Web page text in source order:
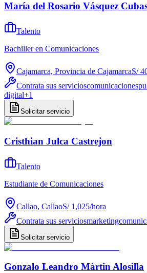
María del Rosario Vásquez
Talento
Bachiller en Comunicaciones
Cajamarca, Provincia de CajamarcaS/
Contrata sus servicioscomunicaciones
digital+1
Solicitar servicio
Cristhian Julca Castrejon
Talento
Estudiante de Comunicaciones
Callao, CallaoS/ 1,025/hora
Contrata sus serviciosmarketing
Solicitar servicio
Gonzalo Leandro Mártin Alosilla